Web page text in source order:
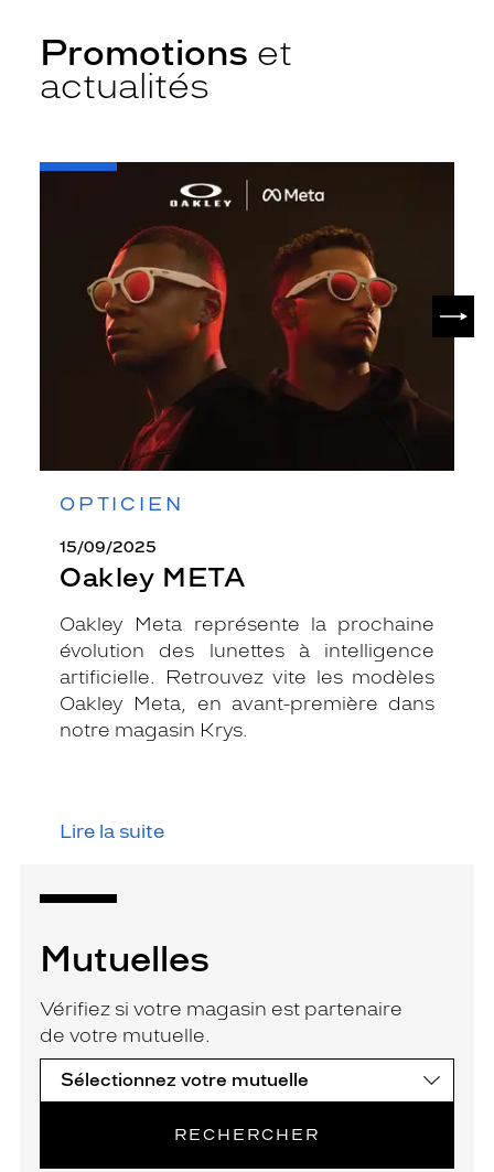
Promotions et
actualités
OPTICIEN
15/09/2025
Oakley META
Oakley Meta représente la prochaine
évolution des lunettes à intelligence
artificielle. Retrouvez vite les modèles
Oakley Meta, en avant-première dans
notre magasin Krys.
Lire la suite
-
Mutuelles
Vérifiez si votre magasin est partenaire
de votre mutuelle.
RECHERCHER